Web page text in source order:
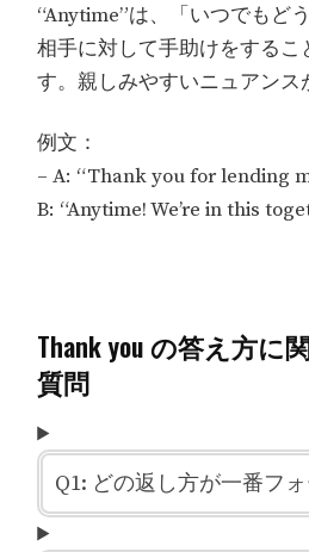
“Anytime”は、「いつでもど
相手に対して手助けをする
す。親しみやすいニュアンス
例文：
– A: “Thank you for lending
B: “Anytime! We’re in this
Thank you の答え方に
質問
Q1: どの返し方が一番フ